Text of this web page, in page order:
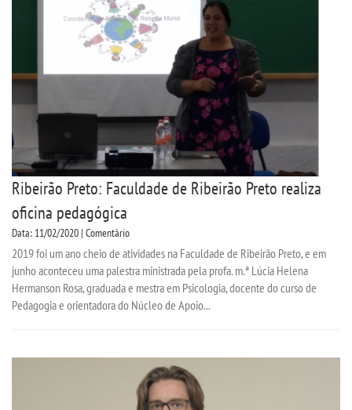
LOGIN
PORTAL DE PROFESSORES/ACADÊMICO
UNIESP
CONTATO
IMPRENSA
Ribeirão Preto: Faculdade de Ribeirão Preto realiza
oficina pedagógica
Data: 11/02/2020 | Comentário
2019 foi um ano cheio de atividades na Faculdade de Ribeirão Preto, e em
junho aconteceu uma palestra ministrada pela profa. m.ª Lúcia Helena
Hermanson Rosa, graduada e mestra em Psicologia, docente do curso de
Pedagogia e orientadora do Núcleo de Apoio...